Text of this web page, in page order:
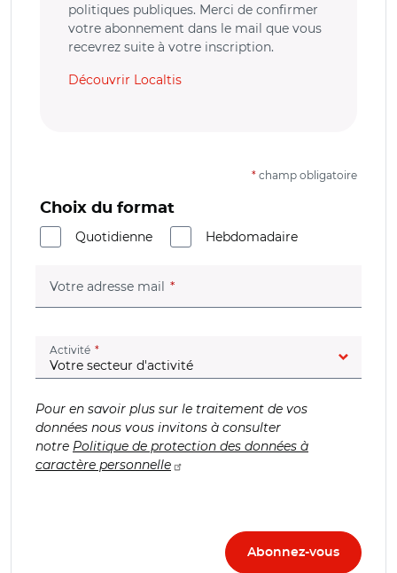
politiques publiques. Merci de confirmer
votre abonnement dans le mail que vous
recevrez suite à votre inscription.
Découvrir Localtis
* champ obligatoire
Choix du format
Quotidienne
Hebdomadaire
Votre adresse mail (champ obligatoire)
Activité (champ obligatoire)
Pour en savoir plus sur le traitement de vos
données nous vous invitons à consulter
notre Politique de protection des données à
caractère personnelle